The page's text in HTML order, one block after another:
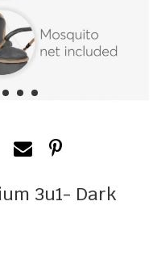
7 8 9
3u1- Dark